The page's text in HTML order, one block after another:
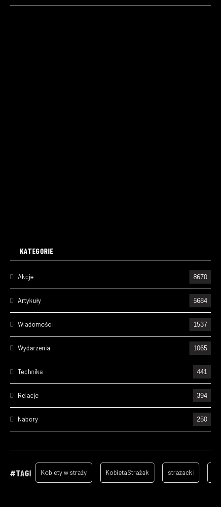
KATEGORIE
Akcje 8670
Artykuły 5684
Wiadomości 1537
Wydarzenia 1065
Technika 441
Relacje 394
Nabory 250
157
#TAGI Kobiety w straży KobietaStrażak strazacki